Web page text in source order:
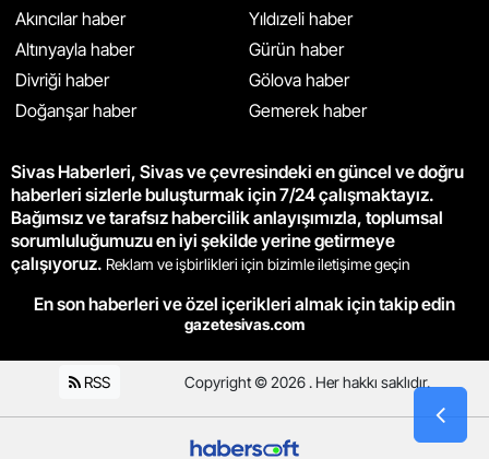
Akıncılar haber
Altınyayla haber
Divriği haber
Doğanşar haber
Yıldızeli haber
Gürün haber
Gölova haber
Gemerek haber
Sivas Haberleri, Sivas ve çevresindeki en güncel ve doğru
haberleri sizlerle buluşturmak için 7/24 çalışmaktayız.
Bağımsız ve tarafsız habercilik anlayışımızla, toplumsal
sorumluluğumuzu en iyi şekilde yerine getirmeye
çalışıyoruz. Reklam ve işbirlikleri için bizimle iletişime geçin
En son haberleri ve özel içerikleri almak için takip edin
gazetesivas.com
RSS Copyright © 2026 . Her hakkı saklıdır.